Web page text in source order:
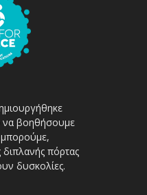
να βοηθήσουμε
πόρτας
δυσκολίες.